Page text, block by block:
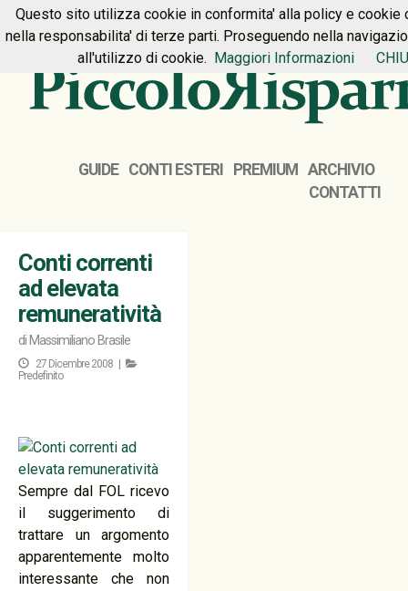
HOME PREMIUM CONTATTI
GUIDE CONTI ESTERI PREMIUM
ARCHIVIO
CONTATTI
Conti correnti
ad elevata
remuneratività
di Massimiliano Brasile
27 Dicembre 2008 |
Predefinito
Sempre dal FOL ricevo
il suggerimento di
trattare un argomento
apparentemente molto
interessante che non
Questo sito utilizza cookie in conformita' alla policy e cookie
nella responsabilita' di terze parti. Proseguendo nella
all'utilizzo di cookie. Maggiori Informazioni